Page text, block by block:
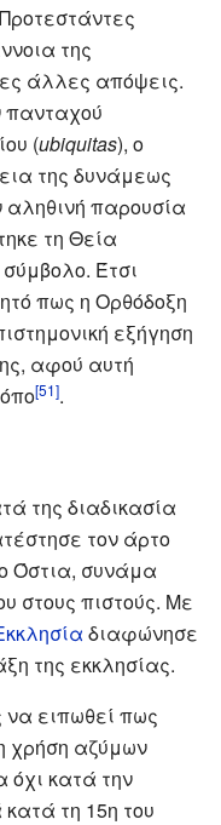
της
άλλες απόψεις.
πανταχού
(ubiquitas), ο
της δυνάμεως
αληθινή παρουσία
τη Θεία
Έτσι
πως η Ορθόδοξη
εξήγηση
αφού αυτή
[51].
της διαδικασία
τον άρτο
Όστια, συνάμα
στους πιστούς. Με
διαφώνησε
της εκκλησίας.
να ειπωθεί πως
χρήση αζύμων
όχι κατά την
τη 15η του